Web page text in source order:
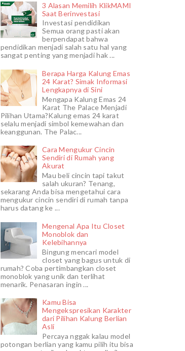
3 Alasan Memilih KlikMAMI
Saat Berinvestasi
Investasi pendidikan
Semua orang pasti akan
berpendapat bahwa
pendidikan menjadi salah satu hal yang
sangat penting yang menjadi hak ...
Berapa Harga Kalung Emas
24 Karat? Simak Informasi
Lengkapnya di Sini
Mengapa Kalung Emas 24
Karat The Palace Menjadi
Pilihan Utama?Kalung emas 24 karat
selalu menjadi simbol kemewahan dan
keanggunan. The Palac...
Cara Mengukur Cincin
Sendiri di Rumah yang
Akurat
Mau beli cincin tapi takut
salah ukuran? Tenang,
sekarang Anda bisa mengetahui cara
mengukur cincin sendiri di rumah tanpa
harus datang ke ...
Mengenal Apa Itu Closet
Monoblok dan
Kelebihannya
Bingung mencari model
closet yang bagus untuk di
rumah? Coba pertimbangkan closet
monoblok yang unik dan terlihat
menarik. Penasaran ingin ...
Kamu Bisa
Mengekspresikan Karakter
dari Pilihan Kalung Berlian
Asli
Percaya nggak kalau model
potongan berlian yang kamu pilih itu bisa